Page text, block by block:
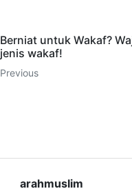
Berniat untuk Wakaf?
jenis wakaf!
Previous
arahmuslim